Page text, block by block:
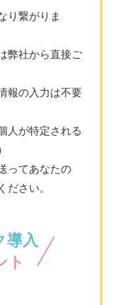
り繋がりま
弊社から直接ご
報の入力は不要
人が特定される
ってあなたの
ださい。
導入
ト